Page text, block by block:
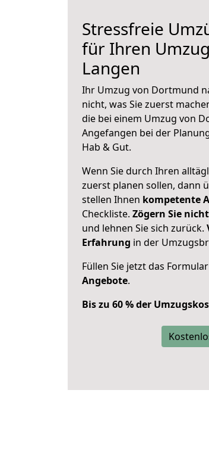
Stressfreie
für Ihren
Langen
Ihr Umzug von Dortmund
nicht, was Sie zuerst
die bei einem Umzug von
Angefangen bei der
Hab & Gut.
Wenn Sie durch Ihren
zuerst planen sollen, dann
stellen Ihnen kompetente
Checkliste. Zögern Sie nicht
und lehnen Sie sich zurück.
Erfahrung in der
Füllen Sie jetzt das
Angebote.
Bis zu 60 % der